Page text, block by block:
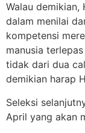
Walau
dalam menilai
kompetensi
manusia
tidak dari dua
demikian harap
Seleksi
April yang akan